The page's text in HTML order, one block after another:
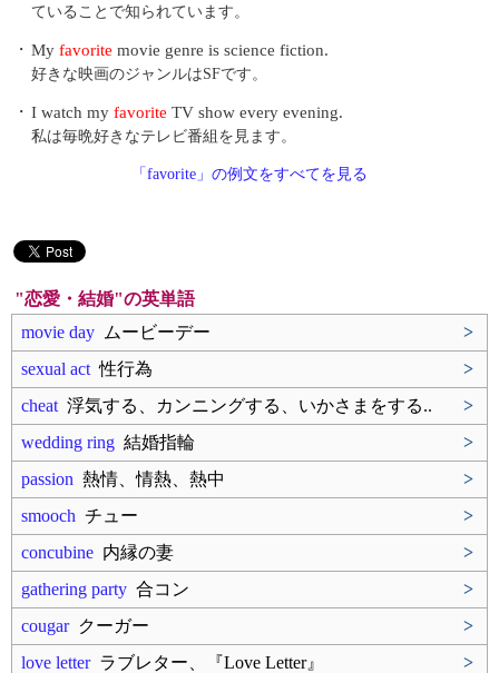
ていることで知られています。
・ My favorite movie genre is science fiction.
好きな映画のジャンルはSFです。
・ I watch my favorite TV show every evening.
私は毎晩好きなテレビ番組を見ます。
「favorite」の例文をすべてを見る
"恋愛・結婚"の英単語
movie day ムービーデー
>
sexual act 性行為
>
cheat 浮気する、カンニングする、いかさまをする..
>
wedding ring 結婚指輪
>
passion 熱情、情熱、熱中
>
smooch チュー
>
concubine 内縁の妻
>
gathering party 合コン
>
cougarクーガー
>
love letterラブレター、『Love Letter』
>